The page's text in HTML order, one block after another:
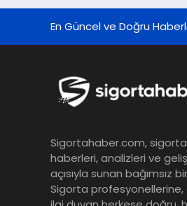
En Güncel ve Doğru
Sigortahaber.com,
haberleri, analizleri ve
açısıyla sunan bağımsız
Sigorta